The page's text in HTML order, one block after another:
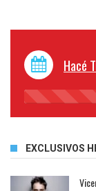
Hacé
EXCLUSIVOS